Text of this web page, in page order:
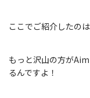
ここでご紹介したの
もっと沢山の方が
るんですよ！